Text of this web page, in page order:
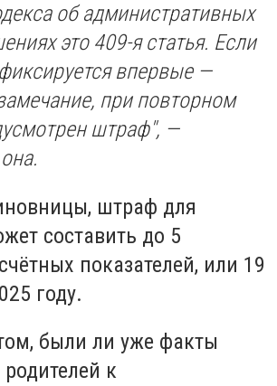
об административных
это 409-я статья. Если
впервые —
при повторном
штраф", —
штраф для
составить до 5
показателей, или 19
году.
были ли уже факты
к